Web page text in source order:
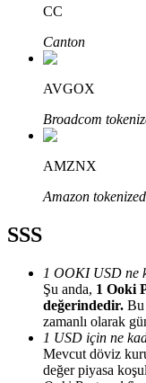
Bitrue Ortakları
Bitrue İş Ortağı
CC
Canton
AVGOX
Broadcom
AMZNX
Amazon
SSS
1 OOKI USD ne
Şu anda, 1 Ooki
değerindedir. Bu
zamanlı olarak
1 USD için ne
Mevcut döviz
değer piyasa